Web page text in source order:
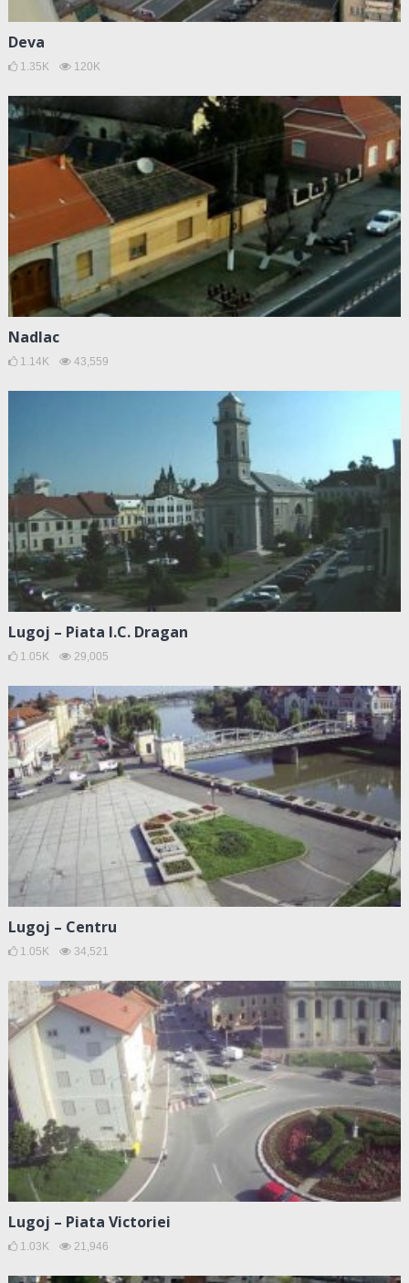
Deva
1.35K 120K
Nadlac
1.14K 43,559
Lugoj – Piata I.C. Dragan
1.05K 29,005
Lugoj – Centru
1.05K 34,521
Lugoj – Piata Victoriei
1.03K 21,946